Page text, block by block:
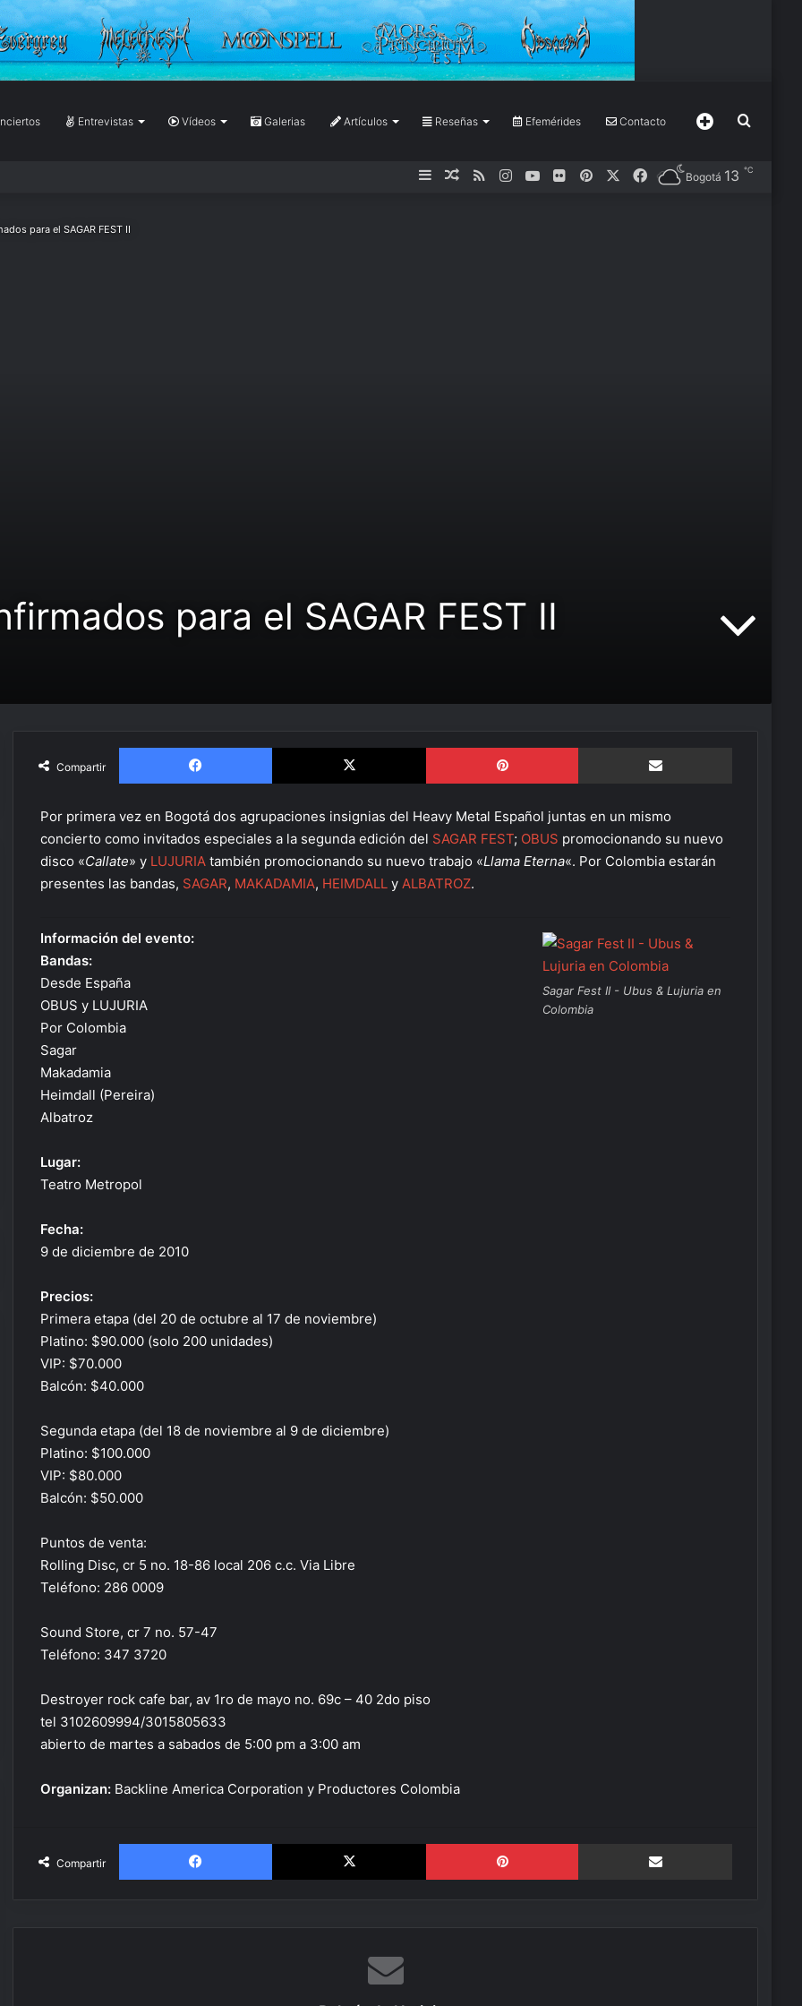
Entrevistas Vídeos Galerias Artículos Reseñas Efemérides Contacto Más
Bogotá 13℃
Facebook
Pinterest
Flickr
YouTube
Instagram
RSS
Publicación
Barra
para el SAGAR FEST II
para el SAGAR FEST II
Compartir
Facebook X
Por primera vez en Bogotá dos agrupaciones insignias del Heavy Metal Español juntas en un mismo
concierto como invitados especiales a la segunda edición del SAGAR FEST; OBUS promocionando su nuevo
disco «Callate» y LUJURIA también promocionando su nuevo trabajo «Llama Eterna«. Por Colombia estarán
presentes las bandas, SAGAR, MAKADAMIA, HEIMDALLyALBATROZ.
Sagar Fest II - Ubus & Lujuria en
Colombia
Información del evento:
Bandas:
Desde España
OBUS y LUJURIA
Por Colombia
Sagar
Makadamia
Heimdall (Pereira)
Albatroz
Lugar:
Teatro Metropol
Fecha:
9 de diciembre de 2010
Precios:
Primera etapa (del 20 de octubre al 17 de noviembre)
Platino: $90.000 (solo 200 unidades)
VIP: $70.000
Balcón: $40.000
Segunda etapa (del 18 de noviembre al 9 de diciembre)
Platino: $100.000
VIP: $80.000
Balcón: $50.000
Puntos de venta:
Rolling Disc, cr 5 no. 18-86 local 206 c.c. Via Libre
Teléfono: 286 0009
Sound Store, cr 7 no. 57-47
Teléfono: 347 3720
Destroyer rock cafe bar, av 1ro de mayo no. 69c – 40 2do piso
tel 3102609994/3015805633
abierto de martes a sabados de 5:00 pm a 3:00 am
Organizan: Backline America Corporation y Productores Colombia
Compartir
Facebook X